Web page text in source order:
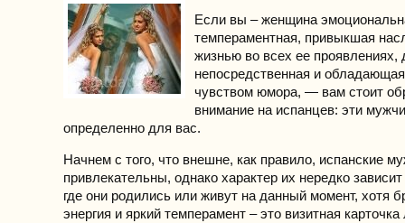
Если вы – женщина
темпераментная, привыкшая
жизнью во всех ее проявлениях,
непосредственная и
чувством юмора, — вам стоит
внимание на испанцев: эти
определенно для вас.
Начнем с того, что внешне, как правило, испанские
привлекательны, однако характер их нередко
где они родились или живут на данный момент, хотя
энергия и яркий темперамент – это визитная